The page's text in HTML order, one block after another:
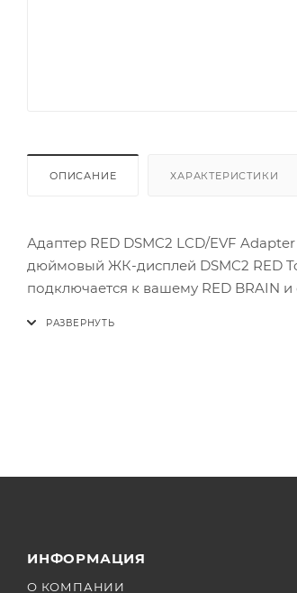
ОПИСАНИЕ ХАРАКТЕРИСТИКИ
Адаптер RED DSMC2 LCD/EVF
дюймовый ЖК-дисплей DSMC2 RED
подключается к вашему RED BRAIN и
ИНФОРМАЦИЯ
О КОМПАНИИ